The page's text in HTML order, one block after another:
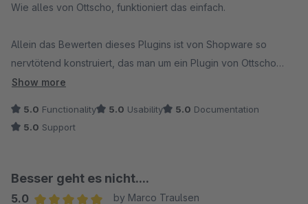
Wie alles von Ottscho, funktioniert das einfach.
Allein das Bewerten dieses Plugins ist von Shopware so
nervtötend konstruiert, das man um ein Plugin von Ottscho
nicht herumkommt, wenn man seine Kunden nicht verärgern
Show more
5.0 Functionality 5.0 Usability 5.0 Documentation
5.0 Support
Besser geht es nicht....
5.0
by Marco Traulsen